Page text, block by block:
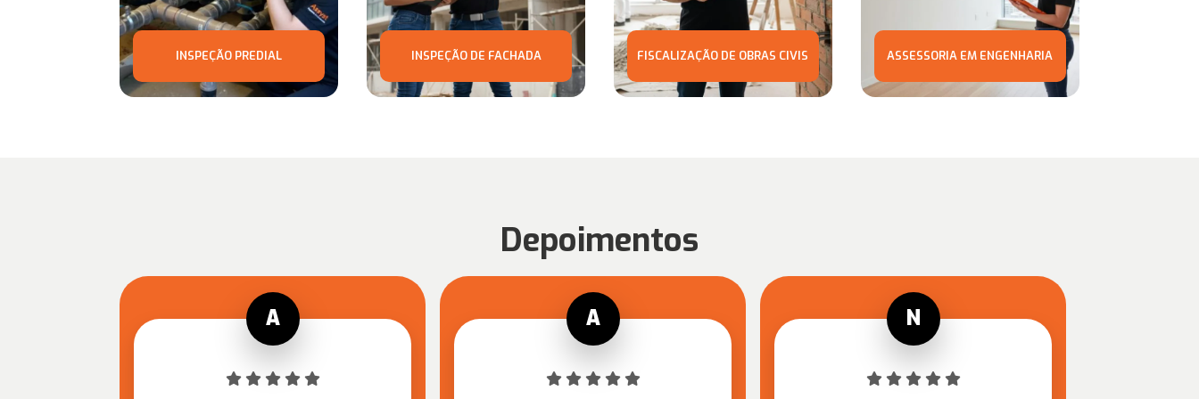
INSPEÇÃO PREDIAL INSPEÇÃO DE FACHADA FISCALIZAÇÃO DE OBRAS CIVIS ASSESSORIA EM ENGENHARIA
Depoimentos